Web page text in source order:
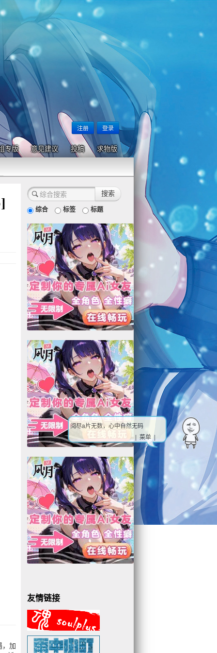
注册 登录
专版 意见建议 投稿 求物版
，加
综合 标签 标题
友情链接
阅尽a片无数，心中自然无码
| 菜单 |